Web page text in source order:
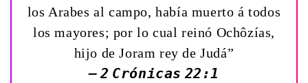
los Arabes al campo, había muerto á todos
los mayores; por lo cual reinó Ochôzías,
hijo de Joram rey de Judá”
— 2 Crónicas 22:1